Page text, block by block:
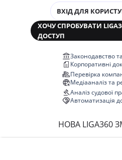
ВХІД ДЛЯ
ХОЧУ СПРОБУВАТИ
ДОСТУП
Законодавство
Корпоративні
Перевірка
Медіааналіз та
Аналіз судової
Автоматизація
НОВА LIGA360